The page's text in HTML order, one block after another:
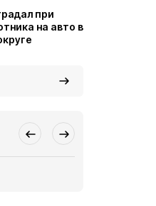
при
на авто в